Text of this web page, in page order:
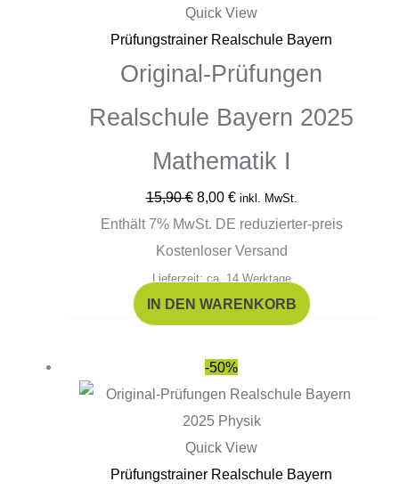
Quick View
Prüfungstrainer Realschule Bayern
Original-Prüfungen
Realschule Bayern 2025
Mathematik I
15,90€
15,90 €
8,00 €
8,00 €.
inkl. MwSt.
Enthält 7% MwSt. DE reduzierter-preis
Kostenloser Versand
Lieferzeit: ca. 14 Werktage
IN DEN WARENKORB
-50%
Quick View
Prüfungstrainer Realschule Bayern
Ursprünglicher
Preis
war:
15,90 €
Aktueller
Preis
ist:
8,00 €.